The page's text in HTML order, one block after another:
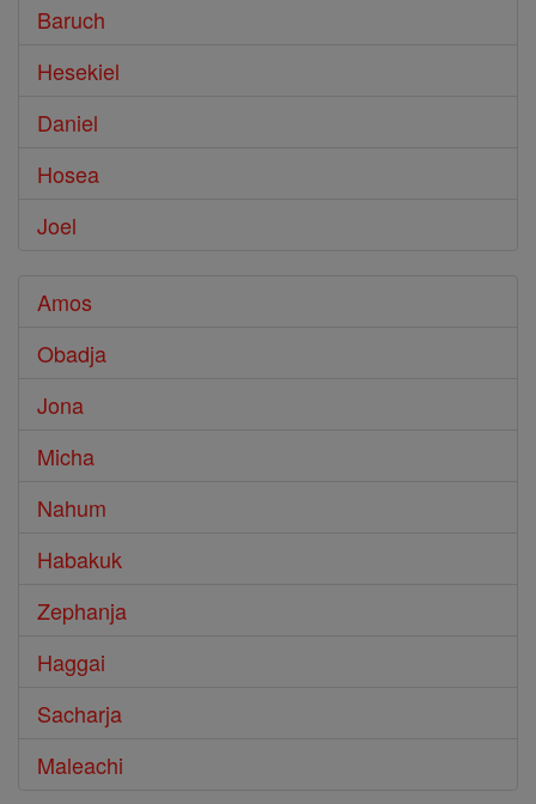
Baruch
Hesekiel
Daniel
Hosea
Joel
Amos
Obadja
Jona
Micha
Nahum
Habakuk
Zephanja
Haggai
Sacharja
Maleachi